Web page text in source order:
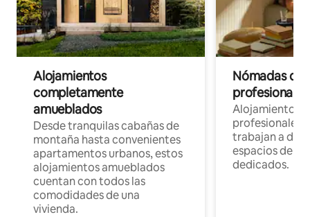
Alojamientos
completamente
amueblados
Desde tranquilas cabañas de
montaña hasta convenientes
apartamentos urbanos, estos
alojamientos amueblados
cuentan con todos las
comodidades de una
vivienda.
Nómadas
Alojamientos
profesionales
trabajan a
espacios de
dedicados.